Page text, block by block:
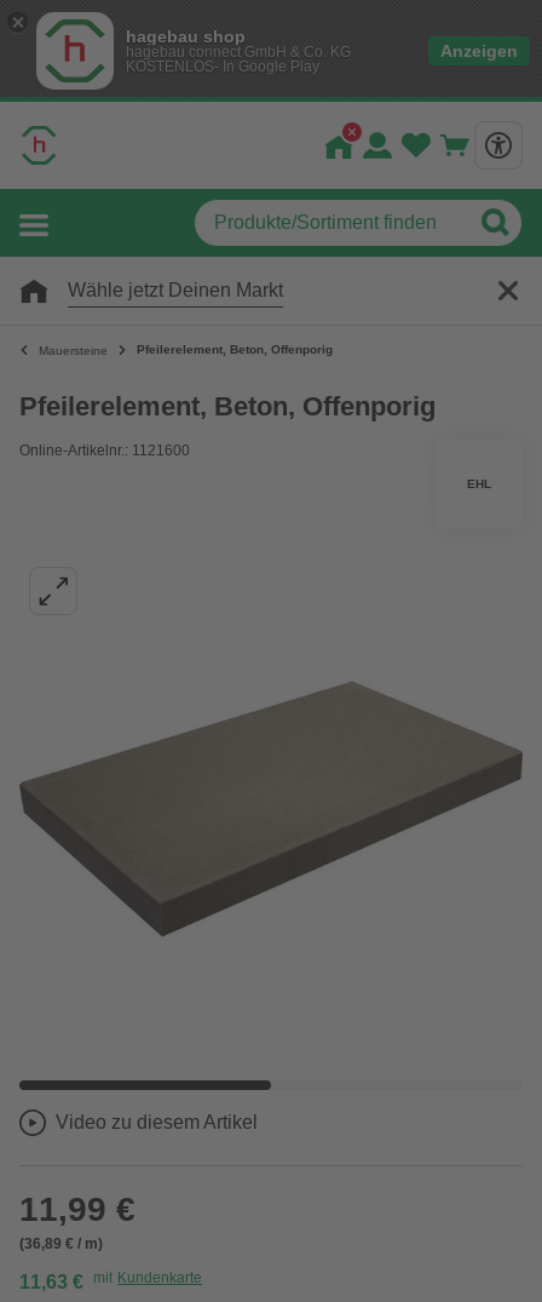
hagebau shop
hagebau connect GmbH & Co. KG
KOSTENLOS- In Google Play
Anzeigen
Wähle jetzt Deinen Markt
Mauersteine Pfeilerelement, Beton, Offenporig
Pfeilerelement, Beton, Offenporig
Online-Artikelnr.: 1121600
EHL
Video zu diesem Artikel
11,99 €
(36,89 € / m)
11,63 € mit Kundenkarte